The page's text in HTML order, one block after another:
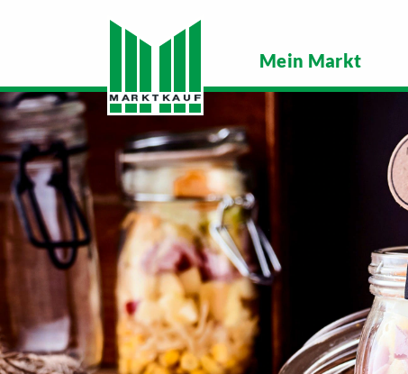
Mein Markt